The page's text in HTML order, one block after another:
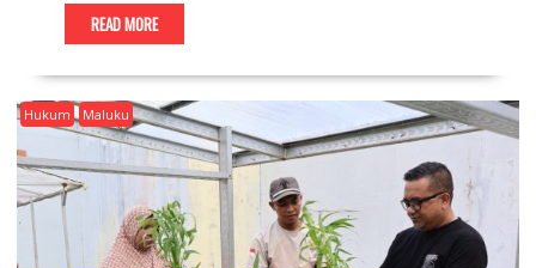
READ MORE
Hukum Maluku